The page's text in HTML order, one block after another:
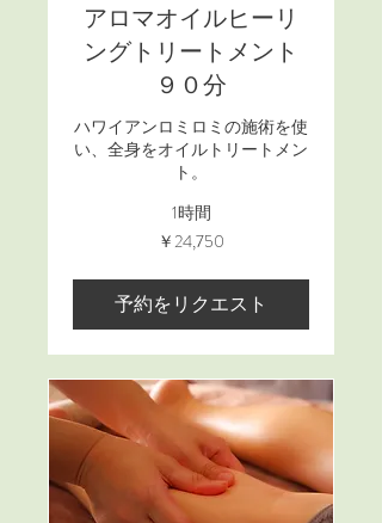
アロマオイルヒーリ
ングトリートメント
９０分
ハワイアンロミロミの施術を使
い、全身をオイルトリートメン
ト。
1時間
￥24,750
予約をリクエスト